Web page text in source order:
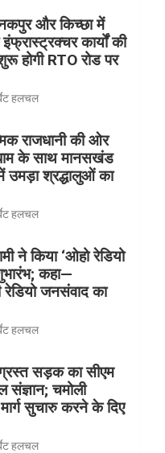
और किच्छा में
कार्यों की
होगी RTO रोड पर
हलचल
राजधानी की ओर
के साथ मानसखंड
उमड़ा श्रद्धालुओं का
हलचल
ने किया ‘ओहो रेडियो
कहा—
जनसंवाद का
हलचल
सड़क का सीएम
संज्ञान; चमोली
सुचारु करने के दिए
हलचल